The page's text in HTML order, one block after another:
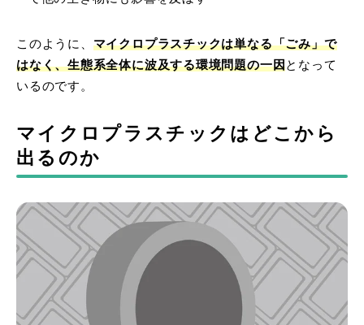
このように、 マイクロプラスチックは単なる「ごみ」で
はなく、生態系全体に波及する環境問題の一因となって
いるのです。
マイクロプラスチックはどこから
出るのか